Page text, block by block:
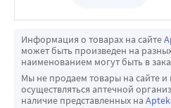
Информация о товарах на сайте
может быть произведен на
наименованием могут быть в
Мы не продаем товары на сайте и
осуществляться аптечной
наличие представленных на